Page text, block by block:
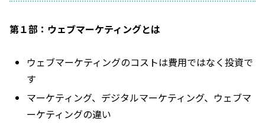
第１部：ウェブマーケティングとは
ウェブマーケティングのコストは費用ではなく投資で
す
マーケティング、デジタルマーケティング、ウェブマ
ーケティングの違い